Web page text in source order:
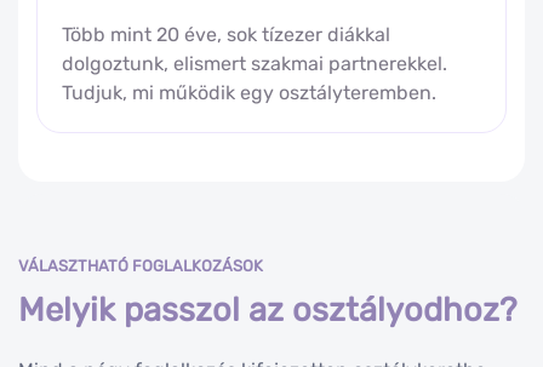
Több mint 20 éve, sok tízezer diákkal
dolgoztunk, elismert szakmai partnerekkel.
Tudjuk, mi működik egy osztályteremben.
VÁLASZTHATÓ FOGLALKOZÁSOK
Melyik passzol az osztályodhoz?